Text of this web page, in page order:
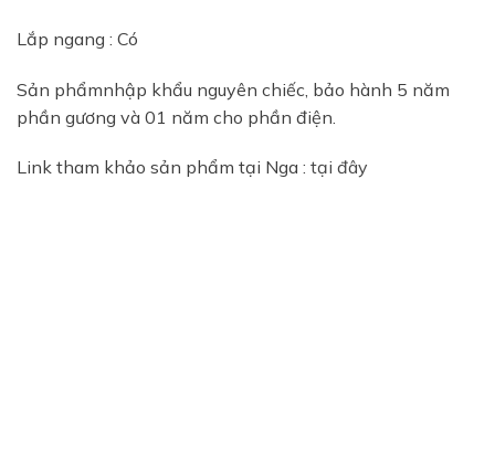
Lắp ngang : Có
Sản phẩmnhập khẩu nguyên chiếc, bảo hành 5 năm
phần gương và 01 năm cho phần điện.
Link tham khảo sản phẩm tại Nga : tại đây